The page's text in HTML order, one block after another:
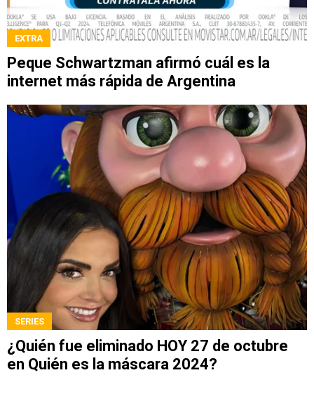
EXTRA
Peque Schwartzman afirmó cuál es la
internet más rápida de Argentina
SERIES
¿Quién fue eliminado HOY 27 de octubre
en Quién es la máscara 2024?